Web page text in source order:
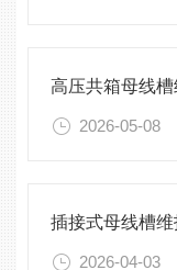
2026-05-08
2026-04-03